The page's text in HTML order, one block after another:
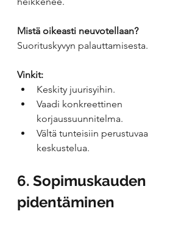
Mistä oikeasti neuvotellaan?
Suorituskyvyn palauttamisesta.
Vinkit:
Keskity juurisyihin.
Vaadi konkreettinen
korjaussuunnitelma.
Vältä tunteisiin perustuvaa
keskustelua.
6. Sopimuskauden
pidentäminen